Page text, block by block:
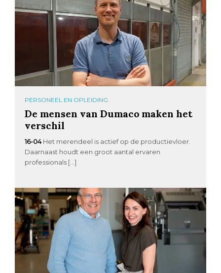
PERSONEEL EN OPLEIDING
De mensen van Dumaco maken het
verschil
16-04 Het merendeel is actief op de productievloer.
Daarnaast houdt een groot aantal ervaren
professionals […]